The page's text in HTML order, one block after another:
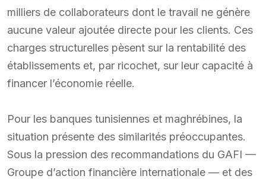
milliers de collaborateurs dont le travail ne génère
aucune valeur ajoutée directe pour les clients. Ces
charges structurelles pèsent sur la rentabilité des
établissements et, par ricochet, sur leur capacité à
financer l’économie réelle.
Pour les banques tunisiennes et maghrébines, la
situation présente des similarités préoccupantes.
Sous la pression des recommandations du GAFI —
Groupe d’action financière internationale — et des